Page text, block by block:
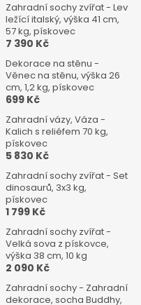
Zahradní sochy zvířat - Lev
ležící italský, výška 41 cm,
57 kg, pískovec
7 390 Kč
Dekorace na stěnu -
Věnec na stěnu, výška 26
cm, 1,2 kg, pískovec
699 Kč
Zahradní vázy, Váza -
Kalich s reliéfem 70 kg,
pískovec
5 830 Kč
Zahradní sochy zvířat - Set
dinosaurů, 3x3 kg,
pískovec
1 799 Kč
Zahradní sochy zvířat -
Velká sova z pískovce,
výška 38 cm, 10 kg
2 090 Kč
Zahradní sochy - Zahradní
dekorace, socha Buddhy,